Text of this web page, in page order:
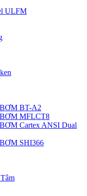
ULFM
BT-A2
MFLCT8
Cartex ANSI Dual
SHI366